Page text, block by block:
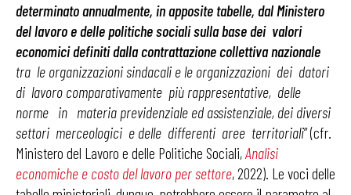
determinato annualmente, in apposite tabelle, dal Ministero
del lavoro e delle politiche sociali sulla base dei valori
economici definiti dalla contrattazione collettiva nazionale
tra le organizzazioni sindacali e le organizzazioni dei datori
di lavoro comparativamente più rappresentative, delle
norme in materia previdenziale ed assistenziale, dei diversi
settori merceologici e delle differenti aree territoriali” (cfr.
Ministero del Lavoro e delle Politiche Sociali,Analisi
economiche e costo del lavoro per settore, 2022). Le voci delle